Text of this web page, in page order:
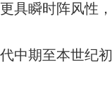
具瞬时阵风性
期至本世纪初